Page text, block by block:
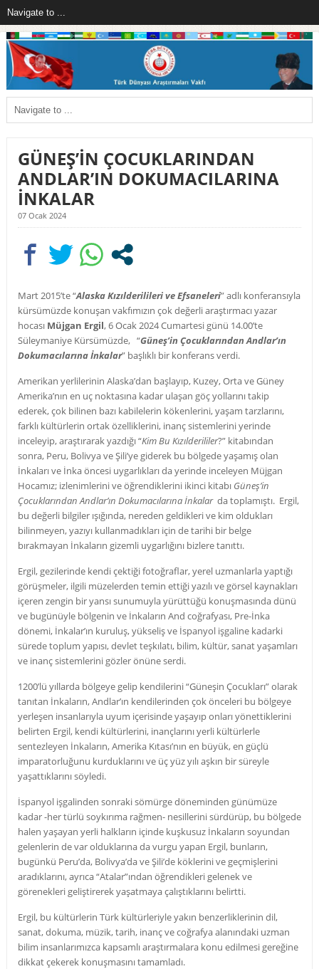
GÜNEŞ’İN ÇOCUKLARINDAN
ANDLAR’IN DOKUMACILARINA
İNKALAR
07 Ocak 2024
Mart 2015’te “Alaska Kızılderilileri ve Efsaneleri” adlı konferansıyla
kürsümüzde konuşan vakfımızın çok değerli araştırmacı yazar
hocası Müjgan Ergil,6 Ocak 2024 Cumartesi günü 14.00’te
Süleymaniye Kürsümüzde, “Güneş’in Çocuklarından Andlar’ın
Dokumacılarına İnkalar” başlıklı bir konferans verdi.
Amerikan yerlilerinin Alaska’dan başlayıp, Kuzey, Orta ve Güney
Amerika’nın en uç noktasına kadar ulaşan göç yollarını takip
ederek, çok bilinen bazı kabilelerin kökenlerini, yaşam tarzlarını,
farklı kültürlerin ortak özelliklerini, inanç sistemlerini yerinde
inceleyip, araştırarak yazdığı “Kim Bu Kızılderililer?” kitabından
sonra, Peru, Bolivya ve Şili’ye giderek bu bölgede yaşamış olan
İnkaları ve İnka öncesi uygarlıkları da yerinde inceleyen Müjgan
Hocamız; izlenimlerini ve öğrendiklerini ikinci kitabı Güneş’in
Çocuklarından Andlar’ın Dokumacılarına İnkalarda toplamıştı. Ergil,
bu değerli bilgiler ışığında, nereden geldikleri ve kim oldukları
bilinmeyen, yazıyı kullanmadıkları için de tarihi bir belge
bırakmayan İnkaların gizemli uygarlığını bizlere tanıttı.
Ergil, gezilerinde kendi çektiği fotoğraflar, yerel uzmanlarla yaptığı
görüşmeler, ilgili müzelerden temin ettiği yazılı ve görsel kaynakları
içeren zengin bir yansı sunumuyla yürüttüğü konuşmasında dünü
ve bugünüyle bölgenin ve İnkaların And coğrafyası, Pre-İnka
dönemi, İnkalar’ın kuruluş, yükseliş ve İspanyol işgaline kadarki
sürede toplum yapısı, devlet teşkılatı, bilim, kültür, sanat yaşamları
ve inanç sistemlerini gözler önüne serdi.
1200’lü yıllarda bölgeye gelip kendilerini “Güneşin Çocukları” olarak
tanıtan İnkaların, Andlar’ın kendilerinden çok önceleri bu bölgeye
yerleşen insanlarıyla uyum içerisinde yaşayıp onları yönettiklerini
belirten Ergil, kendi kültürlerini, inançlarını yerli kültürlerle
sentezleyen İnkaların, Amerika Kıtası’nın en büyük, en güçlü
imparatorluğunu kurduklarını ve üç yüz yılı aşkın bir süreyle
yaşattıklarını söyledi.
İspanyol işgalinden sonraki sömürge döneminden günümüze
kadar -her türlü soykırıma rağmen- nesillerini sürdürüp, bu bölgede
halen yaşayan yerli halkların içinde kuşkusuz İnkaların soyundan
gelenlerin de var olduklarına da vurgu yapan Ergil, bunların,
bugünkü Peru’da, Bolivya’da ve Şili’de köklerini ve geçmişlerini
aradıklarını, ayrıca “Atalar”ından öğrendikleri gelenek ve
görenekleri geliştirerek yaşatmaya çalıştıklarını belirtti.
Ergil, bu kültürlerin Türk kültürleriyle yakın benzerliklerinin dil,
sanat, dokuma, müzik, tarih, inanç ve coğrafya alanındaki uzman
bilim insanlarımızca kapsamlı araştırmalara konu edilmesi gereğine
dikkat çekerek konuşmasını tamamladı.